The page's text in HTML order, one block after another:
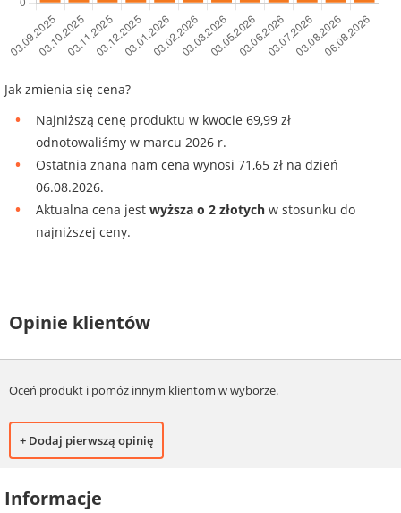
Jak zmienia się cena?
Najniższą cenę produktu w kwocie 69,99 zł
odnotowaliśmy w marcu 2026 r.
Ostatnia znana nam cena wynosi 71,65 zł na dzień
06.08.2026.
Aktualna cena jest wyższa o 2 złotych w stosunku do
najniższej ceny.
Opinie klientów
Oceń produkt i pomóż innym klientom w wyborze.
+ Dodaj pierwszą opinię
Informacje